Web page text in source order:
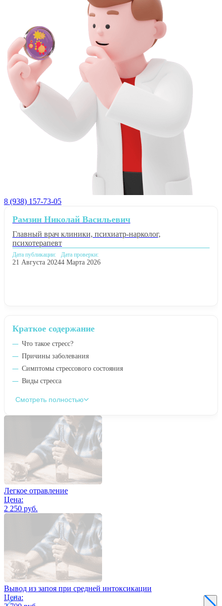
8 (938) 157-73-05
Краткое содержание
Что такое стресс?
Причины заболевания
Симптомы стрессового состояния
Виды стресса
Смотреть полностью
Рамзин Николай Васильевич
Главный врач клиники, психиатр-нарколог,
психотерапевт
Дата публикации:
21 Августа 2024
Дата проверки:
4 Марта 2026
Легкое отравление
Цена:
2 250 руб.
Вывод из запоя при средней интоксикации
Цена: